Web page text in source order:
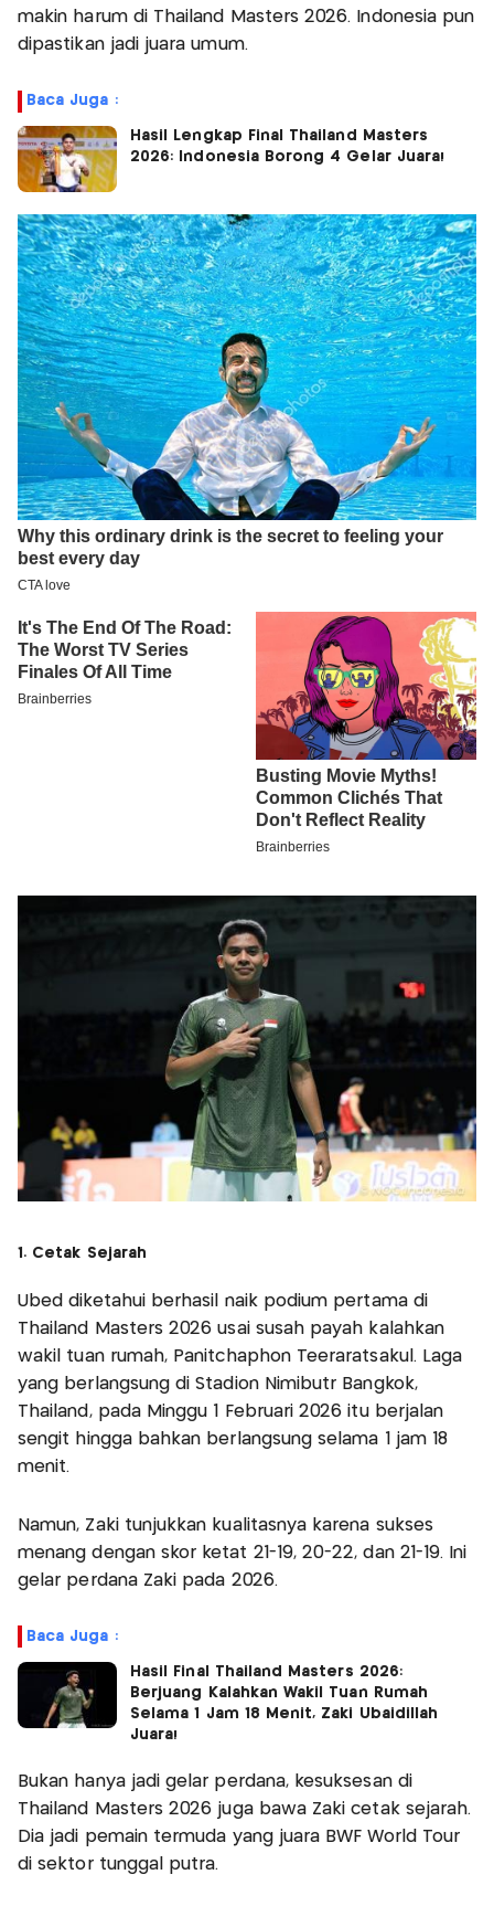
makin harum di Thailand Masters 2026. Indonesia pun
dipastikan jadi juara umum.
Baca Juga :
Hasil Lengkap Final Thailand Masters
2026: Indonesia Borong 4 Gelar Juara!
1. Cetak Sejarah
Ubed diketahui berhasil naik podium pertama di
Thailand Masters 2026 usai susah payah kalahkan
wakil tuan rumah, Panitchaphon Teeraratsakul. Laga
yang berlangsung di Stadion Nimibutr Bangkok,
Thailand, pada Minggu 1 Februari 2026 itu berjalan
sengit hingga bahkan berlangsung selama 1 jam 18
menit.
Namun, Zaki tunjukkan kualitasnya karena sukses
menang dengan skor ketat 21-19, 20-22, dan 21-19. Ini
gelar perdana Zaki pada 2026.
Baca Juga :
Hasil Final Thailand Masters 2026:
Berjuang Kalahkan Wakil Tuan Rumah
Selama 1 Jam 18 Menit, Zaki Ubaidillah
Juara!
Bukan hanya jadi gelar perdana, kesuksesan di
Thailand Masters 2026 juga bawa Zaki cetak sejarah.
Dia jadi pemain termuda yang juara BWF World Tour
di sektor tunggal putra.